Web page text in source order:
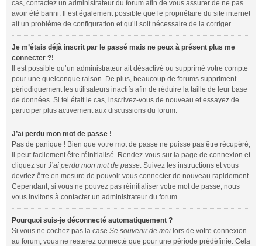
cas, contactez un administrateur du forum afin de vous assurer de ne pas
avoir été banni. Il est également possible que le propriétaire du site internet
ait un problème de configuration et qu’il soit nécessaire de la corriger.
Je m’étais déjà inscrit par le passé mais ne peux à présent plus me
connecter ?!
Il est possible qu’un administrateur ait désactivé ou supprimé votre compte
pour une quelconque raison. De plus, beaucoup de forums suppriment
périodiquement les utilisateurs inactifs afin de réduire la taille de leur base
de données. Si tel était le cas, inscrivez-vous de nouveau et essayez de
participer plus activement aux discussions du forum.
J’ai perdu mon mot de passe !
Pas de panique ! Bien que votre mot de passe ne puisse pas être récupéré,
il peut facilement être réinitialisé. Rendez-vous sur la page de connexion et
cliquez sur J’ai perdu mon mot de passe. Suivez les instructions et vous
devriez être en mesure de pouvoir vous connecter de nouveau rapidement.
Cependant, si vous ne pouvez pas réinitialiser votre mot de passe, nous
vous invitons à contacter un administrateur du forum.
Pourquoi suis-je déconnecté automatiquement ?
Si vous ne cochez pas la case Se souvenir de moi lors de votre connexion
au forum, vous ne resterez connecté que pour une période prédéfinie. Cela